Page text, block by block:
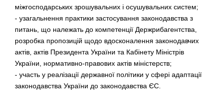
міжгосподарських зрошувальних і осушувальних систем;
- узагальнення практики застосування законодавства з
питань, що належать до компетенції Держрибагентства,
розробка пропозицій щодо вдосконалення законодавчих
актів, актів Президента України та Кабінету Міністрів
України, нормативно-правових актів міністерств;
- участь у реалізації державної політики у сфері адаптації
законодавства України до законодавства ЄС.